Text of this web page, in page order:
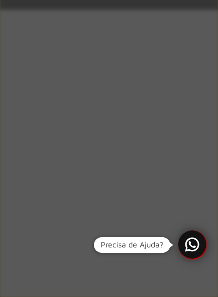
Precisa de Ajuda?